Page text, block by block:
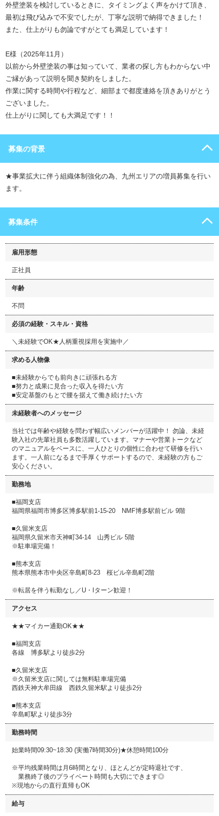
外壁塗装を検討しているときに、タイミングよく声をかけて頂き、
最初は飛び込みで不安でしたが、丁寧な説明で納得できました！
また、仕上がりも勿論ですがとても満足しています！
E様（2025年11月）
以前から外壁塗装の事は知っていて、業者の探し方もわからない中
ご縁があって説明を聞き契約をしました。
作業に関する時間や行程など、細部まで都度連絡を頂きありがとう
ございました。
仕上がりに関しても大満足です！！
募集の背景
★事業拡大に伴う組織体制強化の為、九州エリアの増員募集を行い
ます。
募集条件
雇用形態
正社員
年齢
不問
必須の経験・スキル・資格
＼未経験でOK★人柄重視採用を実施中／
求める人物像
■未経験からでも前向きに頑張れる方
■努力と成果に見合った収入を得たい方
■安定基盤のもとで腰を据えて働き続けたい方
未経験者へのメッセージ
当社では年齢や経験を問わず幅広いメンバーが活躍中！ 勿論、未経
験入社の先輩社員も多数活躍しています。マナーや営業トークなど
のマニュアルをベースに、一人ひとりの個性に合わせて研修を行い
ます。一人前になるまで手厚くサポートするので、未経験の方もご
安心ください。
勤務地
■福岡支店
福岡県福岡市博多区博多駅前1-15-20 NMF博多駅前ビル 9階
■久留米支店
福岡県久留米市天神町34-14 山秀ビル 5階
※駐車場完備！
■熊本支店
熊本県熊本市中央区辛島町8-23 桜ビル辛島町2階
※転居を伴う転勤なし／U・Iターン歓迎！
アクセス
★★マイカー通勤OK★★
■福岡支店
各線 博多駅より徒歩2分
■久留米支店
※久留米支店に関しては無料駐車場完備
西鉄天神大牟田線 西鉄久留米駅より徒歩2分
■熊本支店
辛島町駅より徒歩3分
勤務時間
始業時間09:30~18:30 (実働7時間30分)★休憩時間100分
※平均残業時間は月6時間となり、ほとんどが定時退社です、
業務終了後のプライベート時間も大切にできます◎
※現地からの直行直帰もOK
給与